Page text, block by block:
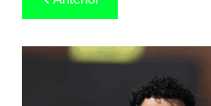
de
Post